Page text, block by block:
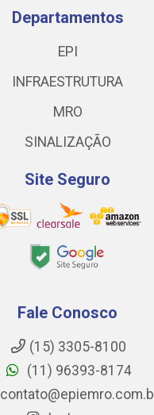
Departamentos
EPI
INFRAESTRUTURA
MRO
SINALIZAÇÃO
Site Seguro
Fale Conosco
(15) 3305-8100
(11) 96393-8174